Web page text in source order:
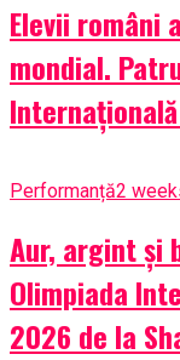
Elevii români
mondial.
Performanță2
Aur, argint și
Olimpiada
2026 de la